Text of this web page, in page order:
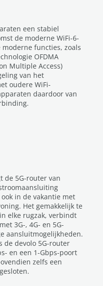
een stabiel
de moderne WiFi-6-
functies, zoals
OFDMA
Multiple Access)
van het
oudere WiFi-
daardoor van
de 5G-router van
in de vakantie met
Het gemakkelijk te
elke rugzak, verbindt
3G-, 4G- en 5G-
aansluitmogelijkheden.
de devolo 5G-router
en een 1-Gbps-poort
zelfs een